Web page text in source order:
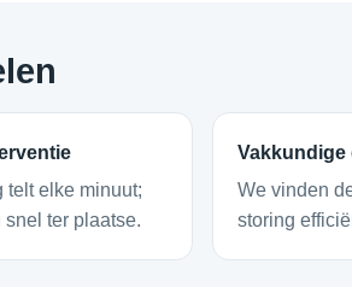
telt elke minuut;
snel ter plaatse.
Vakkundige
We vinden
storing